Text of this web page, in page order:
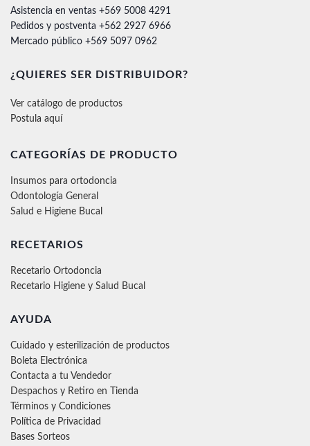
Asistencia en ventas +569 5008 4291
Pedidos y postventa +562 2927 6966
Mercado público +569 5097 0962
¿QUIERES SER DISTRIBUIDOR?
Ver catálogo de productos
Postula aquí
CATEGORÍAS DE PRODUCTO
Insumos para ortodoncia
Odontología General
Salud e Higiene Bucal
RECETARIOS
Recetario Ortodoncia
Recetario Higiene y Salud Bucal
AYUDA
Cuidado y esterilización de productos
Boleta Electrónica
Contacta a tu Vendedor
Despachos y Retiro en Tienda
Términos y Condiciones
Política de Privacidad
Bases Sorteos